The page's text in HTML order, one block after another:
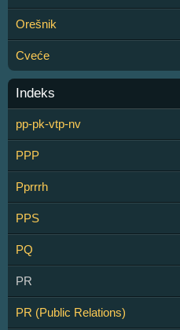
Orešnik
Cveće
Indeks
pp-pk-vtp-nv
PPP
Pprrrh
PPS
PQ
PR
PR (Public Relations)